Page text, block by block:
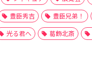
豊臣秀吉
豊臣兄弟！
光る君へ
葛飾北斎